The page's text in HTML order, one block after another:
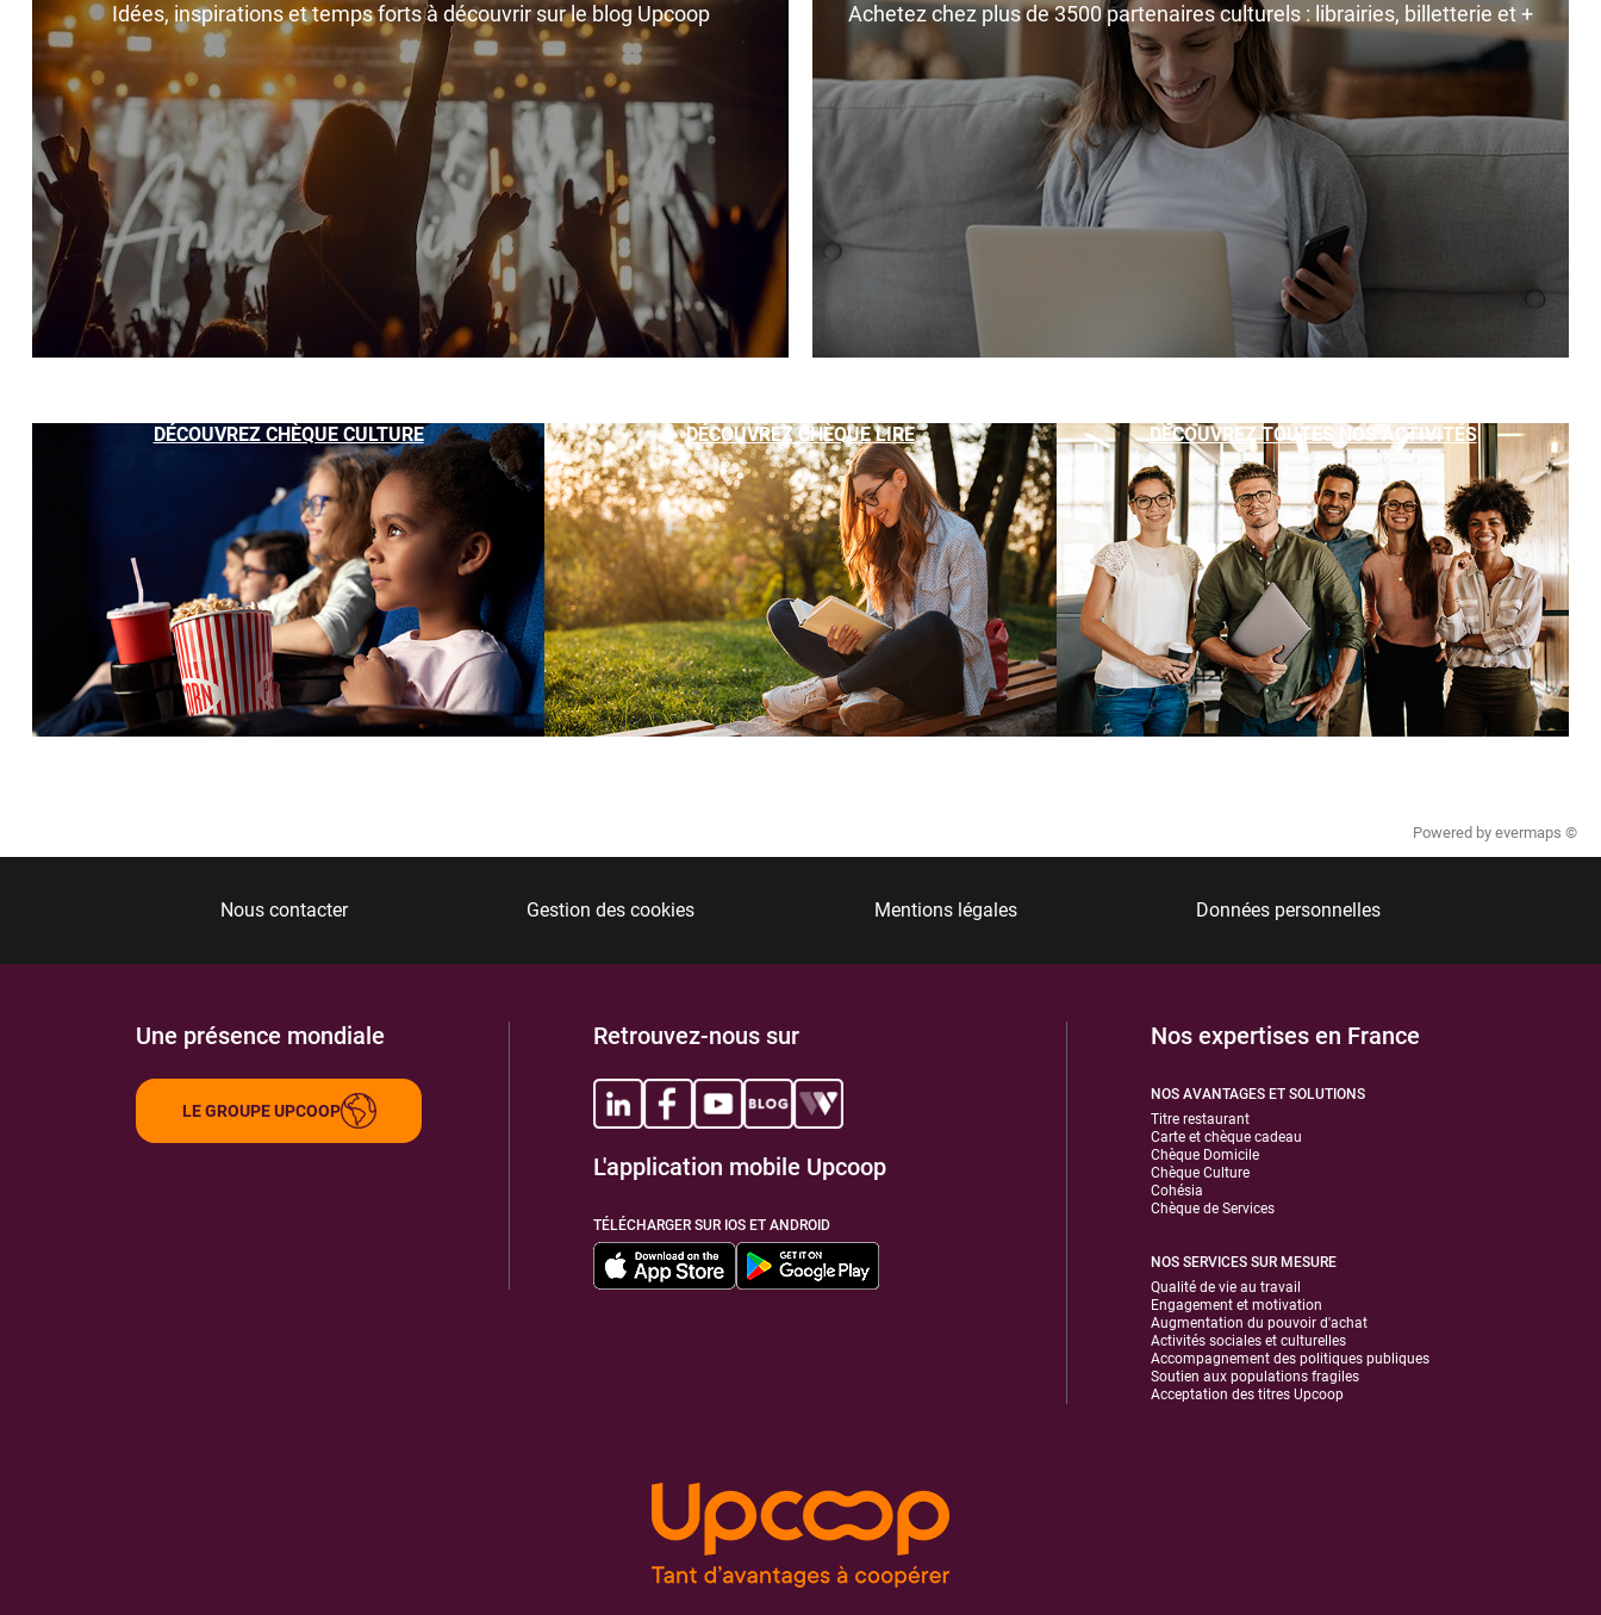
Idées, inspirations et temps forts à découvrir sur le blog Upcoop Achetez chez plus de 3500 partenaires culturels : librairies, billetterie et +
DÉCOUVREZ CHÈQUE CULTURE DÉCOUVREZ CHÈQUE LIRE DÉCOUVREZ TOUTES NOS ACTIVITÉS
Powered by evermaps ©
Nous contacter Gestion des cookies Mentions légales Données personnelles
Une présence mondiale
LE GROUPE UPCOOP
Retrouvez-nous sur
L'application mobile Upcoop
TÉLÉCHARGER SUR IOS ET ANDROID
Nos expertises en France
NOS AVANTAGES ET SOLUTIONS
Titre restaurant
Carte et chèque cadeau
Chèque Domicile
Chèque Culture
Cohésia
Chèque de Services
NOS SERVICES SUR MESURE
Qualité de vie au travail
Engagement et motivation
Augmentation du pouvoir d'achat
Activités sociales et culturelles
Accompagnement des politiques publiques
Soutien aux populations fragiles
Acceptation des titres Upcoop